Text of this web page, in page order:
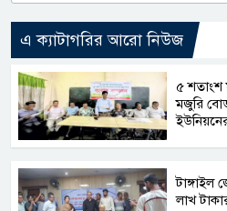
এ ক্যাটাগরির আরো নিউজ
৫ শতাংশ
মজুরি
টাঙ্গাইল
লাখ